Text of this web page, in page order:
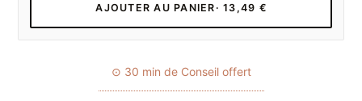
AJOUTER AU PANIER · 13,49 €
⊙ 30 min de Conseil offert